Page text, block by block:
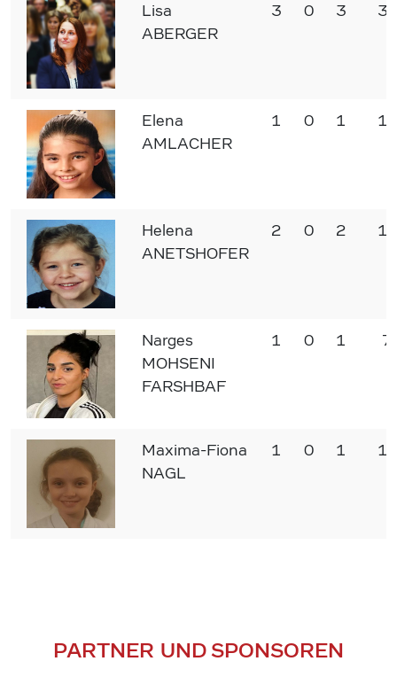
Lisa
ABERGER
3 0 3 30
Elena
AMLACHER
1 0 1 10
Helena
ANETSHOFER
2 0 2 17
Narges
MOHSENI
FARSHBAF
1 0 1 7
Maxima-Fiona
NAGL
1 0 1 10
PARTNER UND SPONSOREN